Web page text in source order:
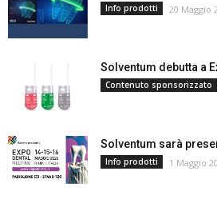
Info prodotti 20 Maggio
Solventum debutta a
Contenuto sponsorizzato
Solventum sarà
Info prodotti 1 Maggio